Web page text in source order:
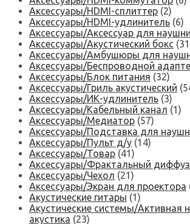
Аксессуары/HDMI-сплиттер (2)
Аксессуары/HDMI-удлинитель (6)
Аксессуары/Аксессуар для
Аксессуары/Акустический бокс
Аксессуары/Амбушюры для
Аксессуары/Беспроводной
Аксессуары/Блок питания (32)
Аксессуары/Гриль акустический
Аксессуары/ИК-удлинитель (3)
Аксессуары/Кабельный канал (1)
Аксессуары/Медиатор (57)
Аксессуары/Подставка для
Аксессуары/Пульт д/у (14)
Аксессуары/Товар (41)
Аксессуары/Фрактальный
Аксессуары/Чехол (21)
Аксессуары/Экран для проектора
Акустические гитары (1)
Акустические системы/Активная
акустика (23)